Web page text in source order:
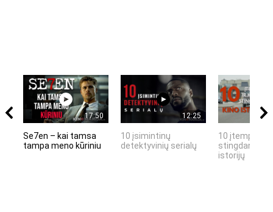
17:50
Se7en – kai tamsa
tampa meno kūriniu
12:25
10 įsimintinų
detektyvinių serialų
10 įtemptų,
stingdančių
istorijų